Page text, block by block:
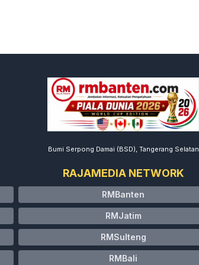
Bumi Serpong Damai (BSD), Tangerang Selatan
RAJAMEDIA NETWORK
RMBanten
RMJatim
RMSulteng
RMBali